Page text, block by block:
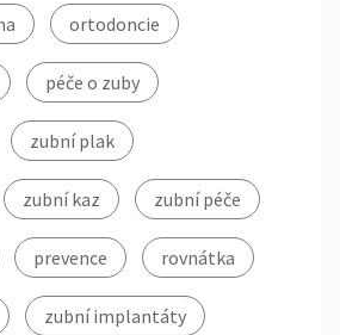
ortodoncie
péče o zuby
zubní plak
zubní kaz zubní péče
prevence rovnátka
zubní implantáty